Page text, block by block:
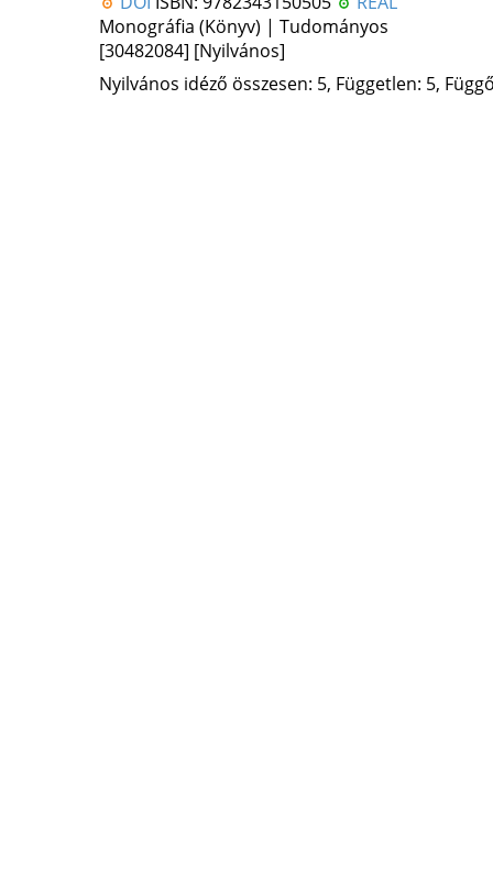
Monográfia (Könyv) | Tudományos
[30482084] [Nyilvános]
Nyilvános idéző összesen: 5, Független: 5,